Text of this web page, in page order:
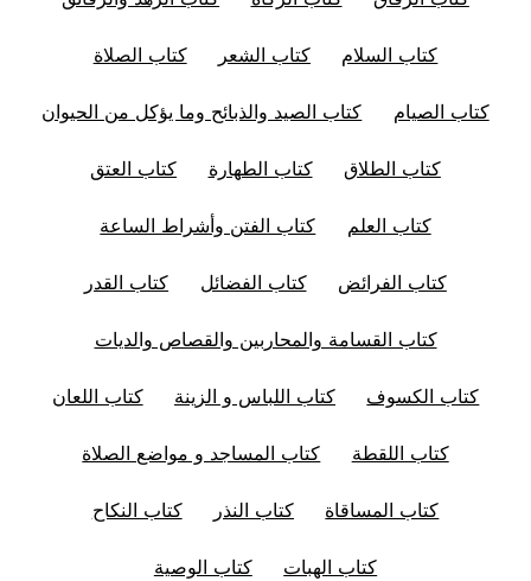
كتاب السلام كتاب الشعر كتاب الصلاة
كتاب الصيام كتاب الصيد والذبائح وما يؤكل من الحيوان
كتاب الطلاق كتاب الطهارة كتاب العتق
كتاب العلم كتاب الفتن وأشراط الساعة
كتاب الفرائض كتاب الفضائل كتاب القدر
كتاب القسامة والمحاربين والقصاص والديات
كتاب الكسوف كتاب اللباس و الزينة كتاب اللعان
كتاب اللقطة كتاب المساجد و مواضع الصلاة
كتاب المساقاة كتاب النذر كتاب النكاح
كتاب الهبات كتاب الوصية